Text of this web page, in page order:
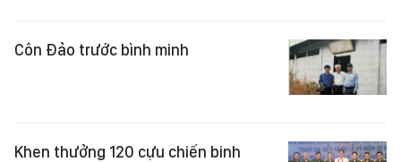
Côn Đảo trước bình minh
Khen thưởng 120 cựu chiến binh